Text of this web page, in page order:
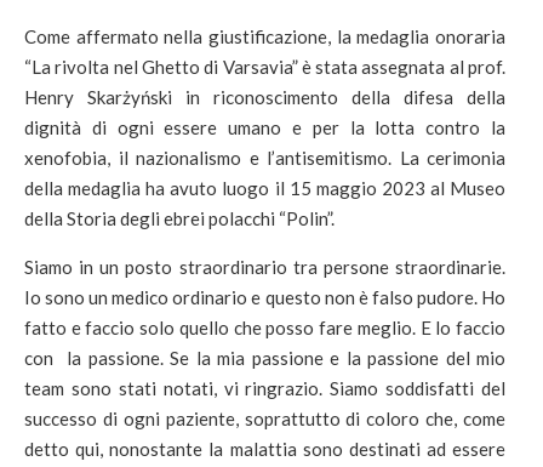
Come affermato nella giustificazione, la medaglia onoraria
“La rivolta nel Ghetto di Varsavia” è stata assegnata al prof.
Henry Skarżyński in riconoscimento della difesa della
dignità di ogni essere umano e per la lotta contro la
xenofobia, il nazionalismo e l’antisemitismo. La cerimonia
della medaglia ha avuto luogo il 15 maggio 2023 al Museo
della Storia degli ebrei polacchi “Polin”.
Siamo in un posto straordinario tra persone straordinarie.
Io sono un medico ordinario e questo non è falso pudore. Ho
fatto e faccio solo quello che posso fare meglio. E lo faccio
con la passione. Se la mia passione e la passione del mio
team sono stati notati, vi ringrazio. Siamo soddisfatti del
successo di ogni paziente, soprattutto di coloro che, come
detto qui, nonostante la malattia sono destinati ad essere